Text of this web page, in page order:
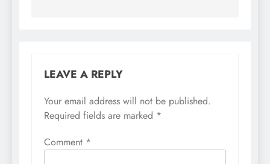
LEAVE A REPLY
Your email address will not be published.
Required fields are marked *
Comment *